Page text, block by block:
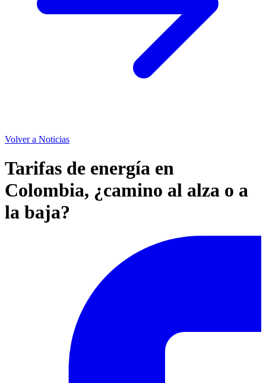
Volver a Noticias
Tarifas de energía en
Colombia, ¿camino al alza o a
la baja?